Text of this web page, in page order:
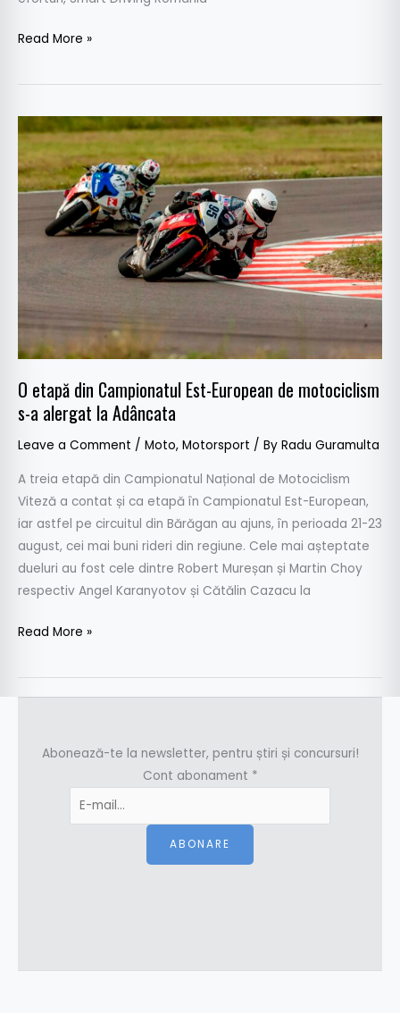
Read More »
O etapă din Campionatul Est-European de motociclism
s-a alergat la Adâncata
Leave a Comment / Moto, Motorsport / By Radu Guramulta
A treia etapă din Campionatul Național de Motociclism
Viteză a contat și ca etapă în Campionatul Est-European,
iar astfel pe circuitul din Bărăgan au ajuns, în perioada 21-23
august, cei mai buni rideri din regiune. Cele mai așteptate
dueluri au fost cele dintre Robert Mureșan și Martin Choy
respectiv Angel Karanyotov și Cătălin Cazacu la
etapă
din
Campionatul
European
de
motociclism
s-
a
alergat
Adâncata
Read More »
Abonează-te la newsletter, pentru știri și concursuri!
Cont abonament *
ABONARE